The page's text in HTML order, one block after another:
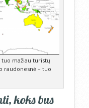
tuo mažiau turistų
raudonesnė – tuo
koks bus